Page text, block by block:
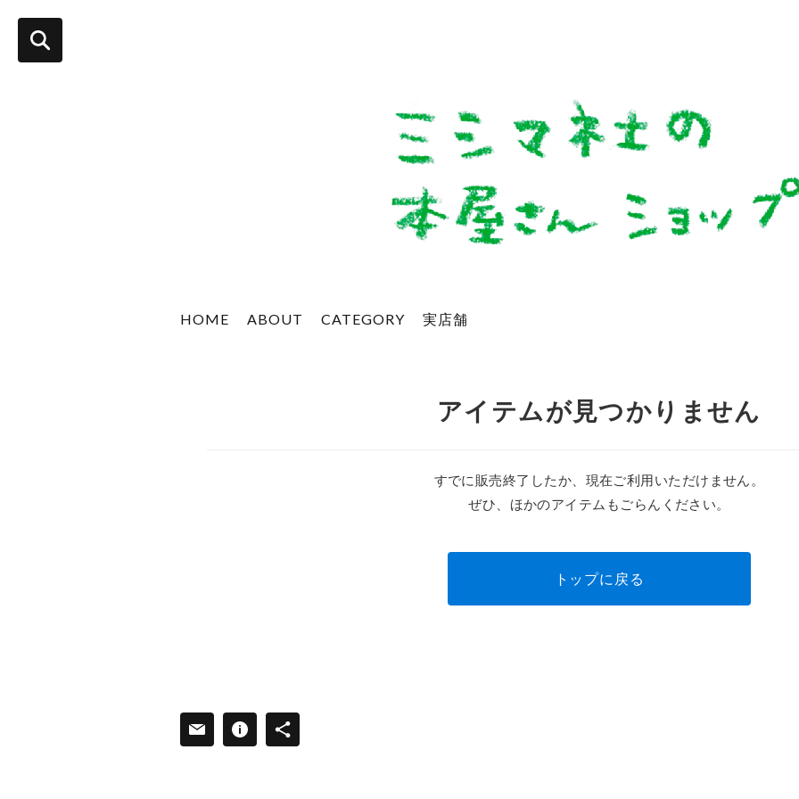
HOME ABOUT CATEGORY 実店舗
アイテムが見つかりません
すでに販売終了したか、現在ご利用いただけません。
ぜひ、ほかのアイテムもごらんください。
トップに戻る